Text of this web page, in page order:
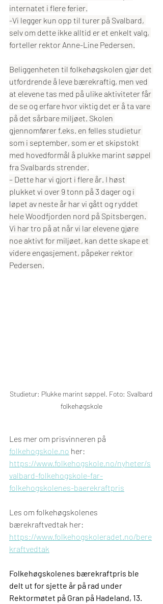
internatet i flere ferier.
-Vi legger kun opp til turer på Svalbard,
selv om dette ikke alltid er et enkelt valg,
forteller rektor Anne-Line Pedersen.
Beliggenheten til folkehøgskolen gjør det
utfordrende å leve bærekraftig, men ved
at elevene tas med på ulike aktiviteter får
de se og erfare hvor viktig det er å ta vare
på det sårbare miljøet. Skolen
gjennomfører f.eks. en felles studietur
som i september, som er et skipstokt
med hovedformål å plukke marint søppel
fra Svalbards strender.
– Dette har vi gjort i flere år. I høst
plukket vi over 9 tonn på 3 dager og i
løpet av neste år har vi gått og ryddet
hele Woodfjorden nord på Spitsbergen.
Vi har tro på at når vi lar elevene gjøre
noe aktivt for miljøet, kan dette skape et
videre engasjement, påpeker rektor
Pedersen.
Studietur: Plukke marint søppel. Foto: Svalbard
folkehøgskole
Les mer om prisvinneren på
folkehogskole.no her:
https://www.folkehogskole.no/nyheter/s
valbard-folkehogskole-far-
folkehogskolenes-baerekraftpris
Les om folkehøgskolenes
bærekraftvedtak her:
https://www.folkehogskoleradet.no/bere
kraftvedtak
Folkehøgskolenes bærekraftpris ble
delt ut for sjette år på rad under
Rektormøtet på Gran på Hadeland, 13.